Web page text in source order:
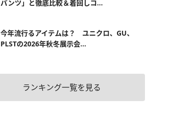
パンツ」と徹底比較＆着回しコ...
今年流行るアイテムは？ ユニクロ、GU、
PLSTの2026年秋冬展示会...
ランキング一覧を見る